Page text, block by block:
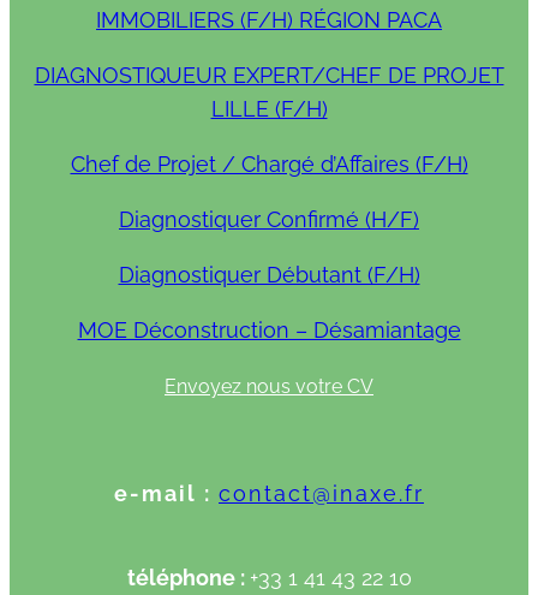
IMMOBILIERS (F/H) RÉGION PACA
DIAGNOSTIQUEUR EXPERT/CHEF DE PROJET
LILLE (F/H)
Chef de Projet / Chargé d’Affaires (F/H)
Diagnostiquer Confirmé (H/F)
Diagnostiquer Débutant (F/H)
MOE Déconstruction – Désamiantage
Envoyez nous votre CV
e-mail : contact@inaxe.fr
téléphone : +33 1 41 43 22 10